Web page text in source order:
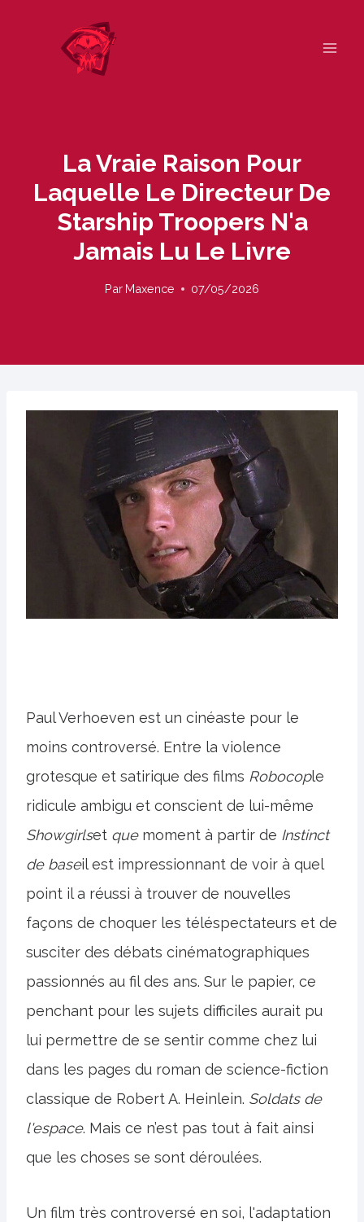
La Vraie Raison Pour
Laquelle Le Directeur De
Starship Troopers N'a
Jamais Lu Le Livre
Par Maxence 07/05/2026
Paul Verhoeven est un cinéaste pour le
moins controversé. Entre la violence
grotesque et satirique des films Robocople
ridicule ambigu et conscient de lui-même
Showgirlset quemoment à partir de Instinct
de baseil est impressionnant de voir à quel
point il a réussi à trouver de nouvelles
façons de choquer les téléspectateurs et de
susciter des débats cinématographiques
passionnés au fil des ans. Sur le papier, ce
penchant pour les sujets difficiles aurait pu
lui permettre de se sentir comme chez lui
dans les pages du roman de science-fiction
classique de Robert A. Heinlein. Soldats de
l'espace. Mais ce n’est pas tout à fait ainsi
que les choses se sont déroulées.
Un film très controversé en soi, l'adaptation